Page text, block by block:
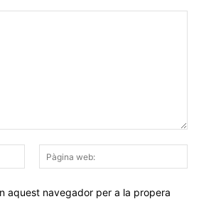
Correu
electrònic:*
web:
aquest navegador per a la propera